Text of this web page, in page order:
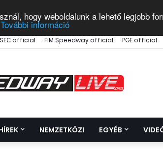
hogy weboldalunk a lehető legjobb
További információ
SEC official FIM Speedway official PGE official
NEMZETKÖZI EGYÉB